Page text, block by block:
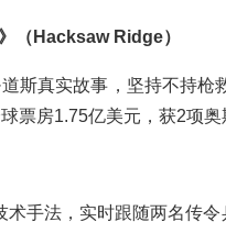
（Hacksaw Ridge）
道斯真实故事，坚持不持
票房1.75亿美元，获2项奥
术手法，实时跟随两名传